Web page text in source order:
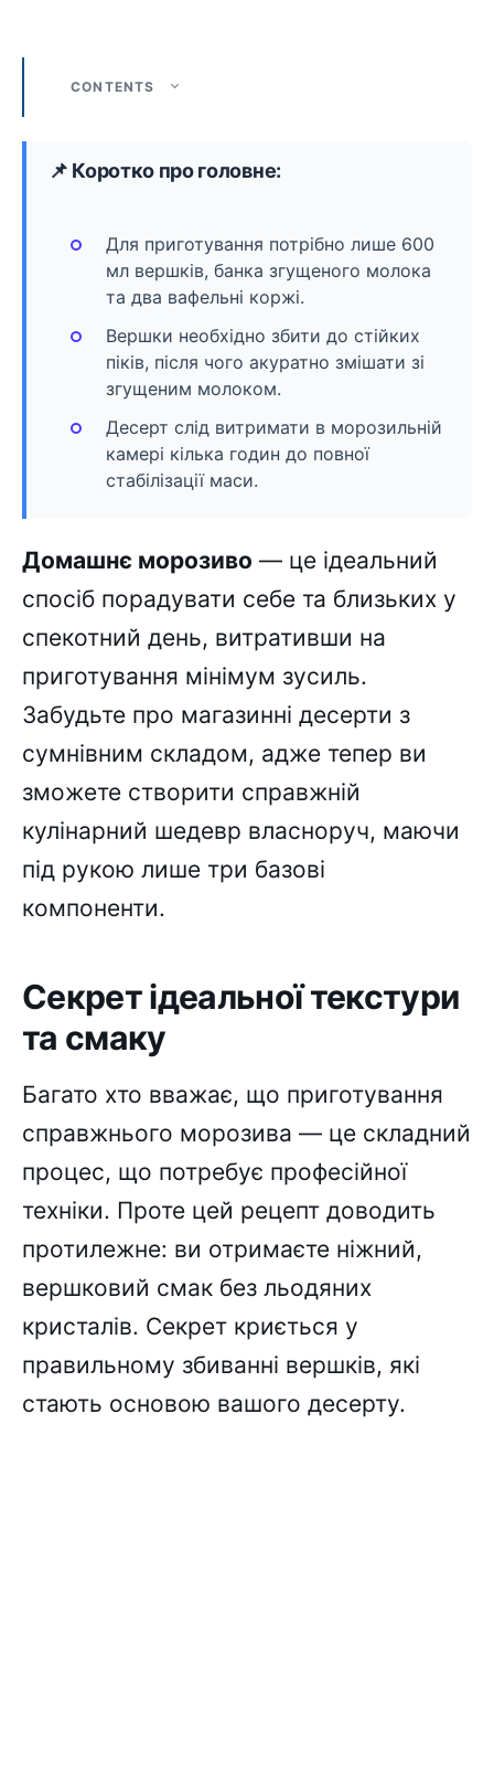
CONTENTS
📌 Коротко про головне:
Для приготування потрібно лише 600
мл вершків, банка згущеного молока
та два вафельні коржі.
Вершки необхідно збити до стійких
піків, після чого акуратно змішати зі
згущеним молоком.
Десерт слід витримати в морозильній
камері кілька годин до повної
стабілізації маси.
Домашнє морозиво — це ідеальний
спосіб порадувати себе та близьких у
спекотний день, витративши на
приготування мінімум зусиль.
Забудьте про магазинні десерти з
сумнівним складом, адже тепер ви
зможете створити справжній
кулінарний шедевр власноруч, маючи
під рукою лише три базові
компоненти.
Секрет ідеальної текстури
та смаку
Багато хто вважає, що приготування
справжнього морозива — це складний
процес, що потребує професійної
техніки. Проте цей рецепт доводить
протилежне: ви отримаєте ніжний,
вершковий смак без льодяних
кристалів. Секрет криється у
правильному збиванні вершків, які
стають основою вашого десерту.